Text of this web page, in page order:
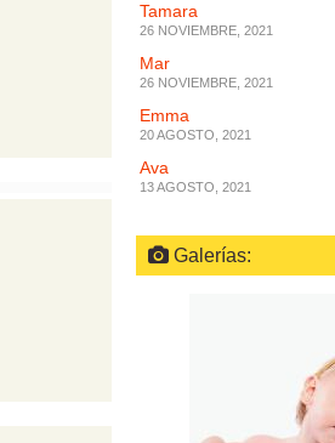
Tamara
26 NOVIEMBRE, 2021
Mar
26 NOVIEMBRE, 2021
Emma
20 AGOSTO, 2021
Ava
13 AGOSTO, 2021
Galerías: